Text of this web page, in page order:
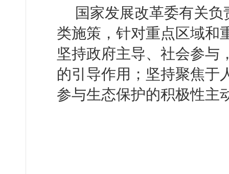
国家发展改革委有关
类施策，针对重点区域和
坚持政府主导、社会参与
的引导作用；坚持聚焦于
参与生态保护的积极性主